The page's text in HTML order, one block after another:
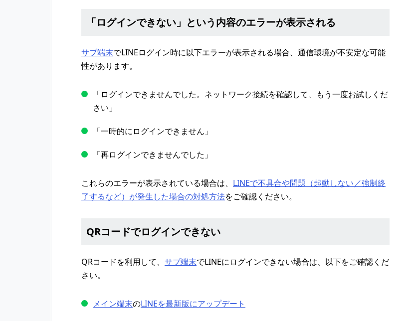
「ログインできない」という内容のエラーが表示される
サブ端末でLINEログイン時に以下エラーが表示される場合、通信環境が不安定な可能
性があります。
「ログインできませんでした。ネットワーク接続を確認して、もう一度お試しくだ
さい」
「一時的にログインできません」
「再ログインできませんでした」
これらのエラーが表示されている場合は、 LINEで不具合や問題（起動しない／強制終
了するなど）が発生した場合の対処方法をご確認ください。
QRコードでログインできない
QRコードを利用して、 サブ端末でLINEにログインできない場合は、以下をご確認くだ
さい。
メイン端末のLINEを最新版にアップデート